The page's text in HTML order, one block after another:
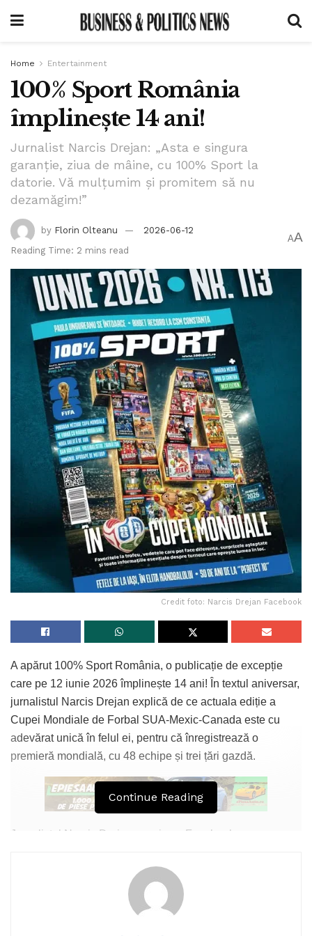
Home Entertainment
100% Sport România
împlinește 14 ani!
Jurnalist Narcis Drejan: „Asta e singura
garanție, ziua de mâine, cu 100% Sport la
datorie. Vă mulțumim și promitem să nu
dezamăgim!”
by Florin Olteanu
2026-06-12
Reading Time: 2 mins read
AA
Credit foto: Narcis Drejan Facebook
A apărut 100% Sport România, o publicație de excepție
care pe 12 iunie 2026 împlinește 14 ani! În textul aniversar,
jurnalistul Narcis Drejan explică de ce actuala ediție a
Cupei Mondiale de Forbal SUA-Mexic-Canada este cu
adevărat unică în felul ei, pentru că înregistrează o
premieră mondială, cu 48 echipe și trei țări gazdă.
Jurnalistul Narcis Drejan a scris pe Facebook:
Cupa Mondială din Mexic, America și Canada, ceea ce
este și normal, însă pentru noi este a doua știre, întrucât azi
sărbătorim exact 14 ani de când am început proiectul
Continue Reading